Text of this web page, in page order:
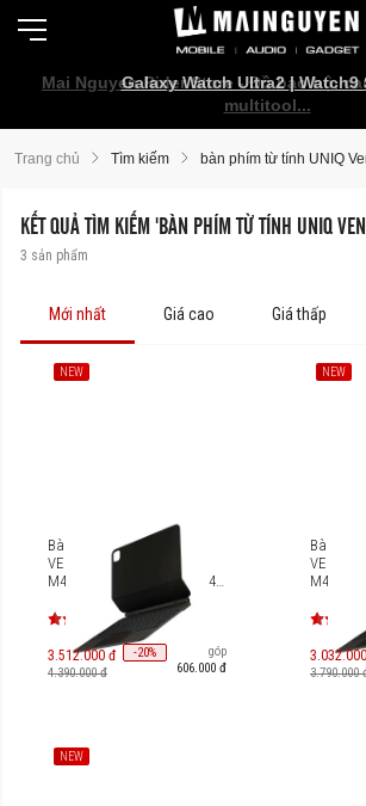
Mai Nguyen Rider Store - Đồ bảo hộ,
multitool...
Galaxy Watch Ultra2 | Watch9
Trang chủ Tìm kiếm bàn phím từ tính UNIQ
KẾT QUẢ TÌM KIẾM 'BÀN PHÍM TỪ TÍNH UNIQ
3 sản phẩm
Mới nhất Giá cao Giá thấp
NEW
Bàn phím từ tính UNIQ
VENNO PRO IPAD PRO 13"
M4 (2024) [UNIQ-PDP13(M4)-
3.512.000 đ -20%
4.390.000 đ
Trả góp
606.000 đ
NEW
Bàn
VENNO
M4
3.790.000
NEW